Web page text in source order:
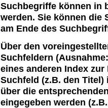
Suchbegriffe können in
werden. Sie können die
am Ende des
Über den
Suchfeldern
eines anderen Index
Suchfeld (z.B. den
über die
eingegeben werden